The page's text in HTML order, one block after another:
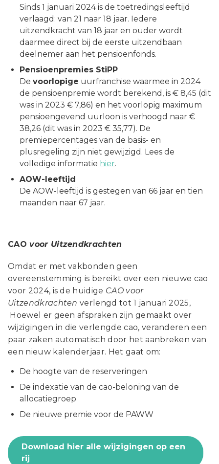
Sinds 1 januari 2024 is de toetredingsleeftijd
verlaagd: van 21 naar 18 jaar. Iedere
uitzendkracht van 18 jaar en ouder wordt
daarmee direct bij de eerste uitzendbaan
deelnemer aan het pensioenfonds.
Pensioenpremies StiPP
De voorlopige uurfranchise waarmee in 2024
de pensioenpremie wordt berekend, is € 8,45 (dit
was in 2023 € 7,86) en het voorlopig maximum
pensioengevend uurloon is verhoogd naar €
38,26 (dit was in 2023 € 35,77). De
premiepercentages van de basis- en
plusregeling zijn niet gewijzigd. Lees de
volledige informatie hier.
AOW-leeftijd
De AOW-leeftijd is gestegen van 66 jaar en tien
maanden naar 67 jaar.
CAOvoor Uitzendkrachten
Omdat er met vakbonden geen
overeenstemming is bereikt over een nieuwe cao
voor 2024, is de huidige CAO voor
Uitzendkrachten verlengd tot 1 januari 2025,
Hoewel er geen afspraken zijn gemaakt over
wijzigingen in die verlengde cao, veranderen een
paar zaken automatisch door het aanbreken van
een nieuw kalenderjaar. Het gaat om:
De hoogte van de reserveringen
De indexatie van de cao-beloning van de
allocatiegroep
De nieuwe premie voor de PAWW
Download hier alle wijzigingen op een
rij